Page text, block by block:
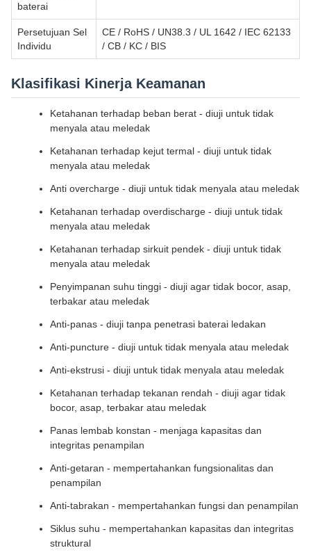
baterai
Persetujuan Sel
Individu
CE / RoHS / UN38.3 / UL 1642 / IEC 62133
/ CB / KC / BIS
Klasifikasi Kinerja Keamanan
Ketahanan terhadap beban berat - diuji untuk tidak
menyala atau meledak
Ketahanan terhadap kejut termal - diuji untuk tidak
menyala atau meledak
Anti overcharge - diuji untuk tidak menyala atau meledak
Ketahanan terhadap overdischarge - diuji untuk tidak
menyala atau meledak
Ketahanan terhadap sirkuit pendek - diuji untuk tidak
menyala atau meledak
Penyimpanan suhu tinggi - diuji agar tidak bocor, asap,
terbakar atau meledak
Anti-panas - diuji tanpa penetrasi baterai ledakan
Anti-puncture - diuji untuk tidak menyala atau meledak
Anti-ekstrusi - diuji untuk tidak menyala atau meledak
Ketahanan terhadap tekanan rendah - diuji agar tidak
bocor, asap, terbakar atau meledak
Panas lembab konstan - menjaga kapasitas dan
integritas penampilan
Anti-getaran - mempertahankan fungsionalitas dan
penampilan
Anti-tabrakan - mempertahankan fungsi dan penampilan
Siklus suhu - mempertahankan kapasitas dan integritas
struktural